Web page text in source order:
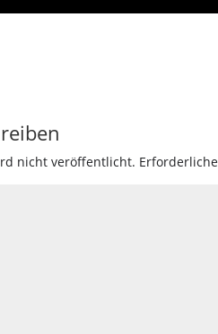
nicht veröffentlicht.